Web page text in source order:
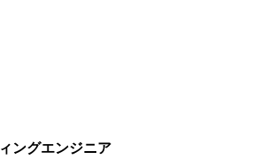
ングエンジニア